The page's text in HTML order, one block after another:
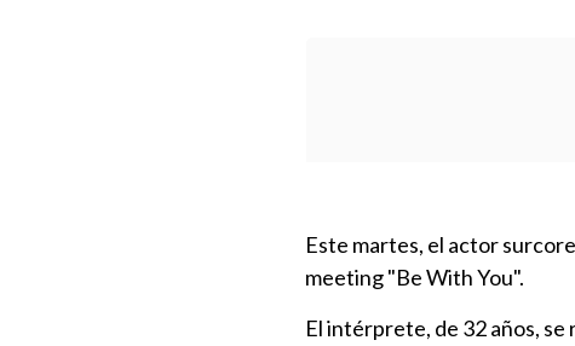
Este martes, el actor
meeting "Be With You".
El intérprete, de 32 años,